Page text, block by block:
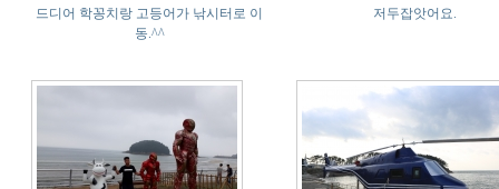
드디어 학꽁치랑 고등어가 낚시터로 이
동.^^
저두잡앗어요.